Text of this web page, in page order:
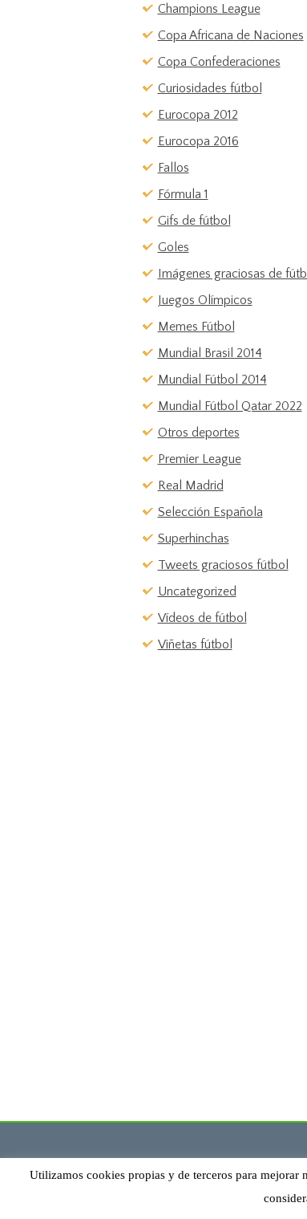
Champions League
Copa Africana de Naciones
Copa Confederaciones
Curiosidades fútbol
Eurocopa 2012
Eurocopa 2016
Fallos
Fórmula 1
Gifs de fútbol
Goles
Imágenes graciosas de
Juegos Olímpicos
Memes Fútbol
Mundial Brasil 2014
Mundial Fútbol 2014
Mundial Fútbol Qatar 2022
Otros deportes
Premier League
Real Madrid
Selección Española
Superhinchas
Tweets graciosos fútbol
Uncategorized
Vídeos de fútbol
Viñetas fútbol
Utilizamos cookies propias y de terceros para mejorar